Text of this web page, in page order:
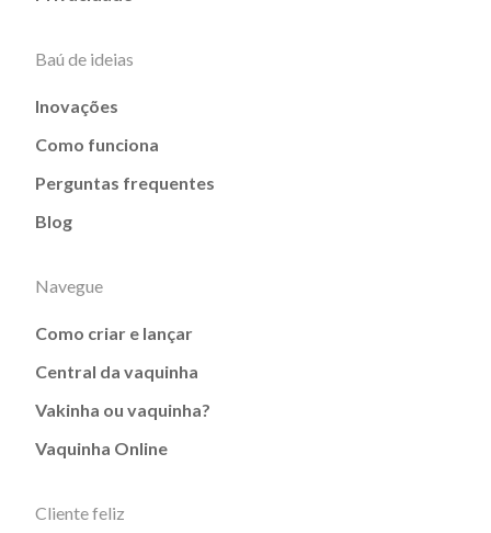
Baú de ideias
Inovações
Como funciona
Perguntas frequentes
Blog
Navegue
Como criar e lançar
Central da vaquinha
Vakinha ou vaquinha?
Vaquinha Online
Cliente feliz